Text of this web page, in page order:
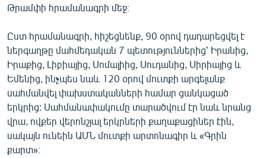
ԲԱՆԱՎԵՃ
ՁԳՏԵԼՈՎ ԼԱՎԱԳՈՒՅՆԻՆ
ՓՈԴՔԱՍԹ
Հայերեն
English
Русский
Թրամփի հրամանագրի մեջ։
Ըստ հրամանագրի, հիշեցնենք, 90 օրով դադարեցվել է
ներգաղթը մահմեդական 7 պետություններից՝ Իրանից,
Իրաքից, Լիբիայից, Սոմալիից, Սուդանից, Սիրիայից և
Եմենից, ինչպես նաև 120 օրով մուտքի արգելանք
սահմանվել փախստականների համար ցանկացած
երկրից: Սահմանափակումը տարածվում էր նաև նրանց
վրա, ովքեր վերոնշյալ երկրների քաղաքացիներ էին,
սակայն ունեին ԱՄՆ մուտքի արտոնագիր և «Գրին
քարտ»։